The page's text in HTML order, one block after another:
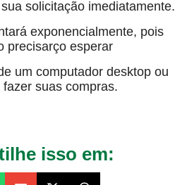
solicitação imediatamente.
exponencialmente, pois
precisarço esperar
um computador desktop ou
suas compras.
isso em: